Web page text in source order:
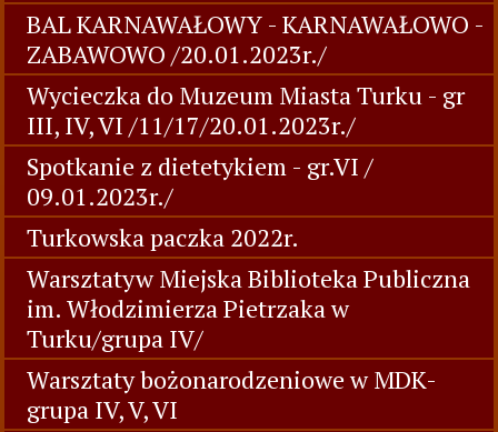
BAL KARNAWAŁOWY - KARNAWAŁOWO -
ZABAWOWO /20.01.2023r./
Wycieczka do Muzeum Miasta Turku - gr
III, IV, VI /11/17/20.01.2023r./
Spotkanie z dietetykiem - gr.VI /
09.01.2023r./
Turkowska paczka 2022r.
Warsztatyw Miejska Biblioteka Publiczna
im. Włodzimierza Pietrzaka w
Turku/grupa IV/
Warsztaty bożonarodzeniowe w MDK-
grupa IV, V, VI